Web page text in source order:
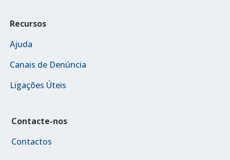
Recursos
Ajuda
Canais de Denúncia
Ligações Úteis
Contacte-nos
Contactos